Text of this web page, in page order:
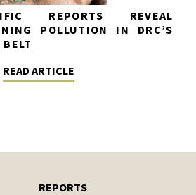
REPORTS REVEAL
POLLUTION IN DRC’S
READ ARTICLE
REPORTS